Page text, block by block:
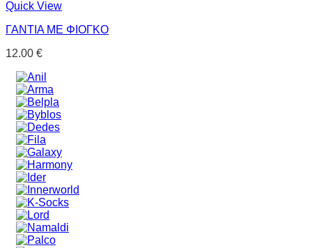
Quick View
ΓΑΝΤΙΑ ΜΕ ΦΙΟΓΚΟ
12.00 €